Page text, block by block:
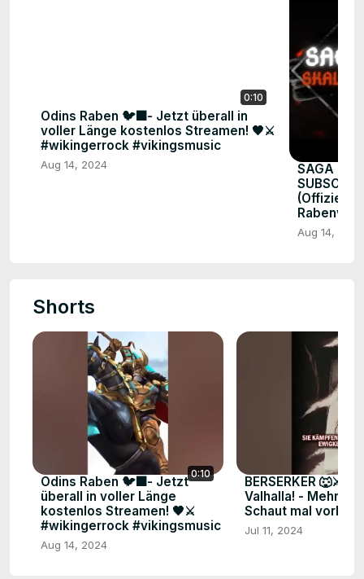
0:10
Odins Raben 🐦‍⬛- Jetzt überall in
voller Länge kostenlos Streamen! 🖤⚔️
#wikingerrock #vikingsmusic
Aug 14, 2024
SAGA OF
Aug 14, 2024
Shorts
0:10
Odins Raben 🐦‍⬛- Jetzt
überall in voller Länge
kostenlos Streamen! 🖤⚔️
#wikingerrock #vikingsmusic
Aug 14, 2024
BERSERKER 🐺⚔️
Valhalla! - Mehr
Schaut mal vorbei!
Jul 11, 2024